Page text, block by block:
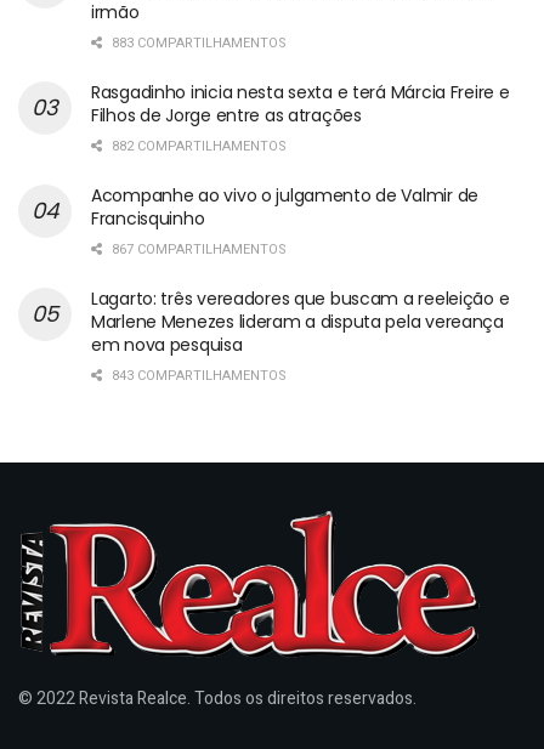
irmão
883 COMPARTILHAMENTOS
Rasgadinho inicia nesta sexta e terá Márcia Freire e
Filhos de Jorge entre as atrações
882 COMPARTILHAMENTOS
Acompanhe ao vivo o julgamento de Valmir de
Francisquinho
867 COMPARTILHAMENTOS
Lagarto: três vereadores que buscam a reeleição e
Marlene Menezes lideram a disputa pela vereança
em nova pesquisa
843 COMPARTILHAMENTOS
© 2022 Revista Realce. Todos os direitos reservados.